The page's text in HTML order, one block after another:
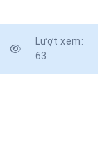
Lượt xem:
63